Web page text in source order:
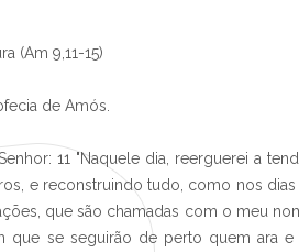
(Am 9,11-15)
de Amós.
11 "Naquele dia, reerguerei a
e reconstruindo tudo, como nos
que são chamadas com o meu
que se seguirão de perto quem ara